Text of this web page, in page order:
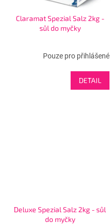
Claramat Spezial Salz 2kg -
sůl do myčky
Pouze pro přihlášené
DETAIL
Deluxe Spezial Salz 2kg - sůl
do myčky